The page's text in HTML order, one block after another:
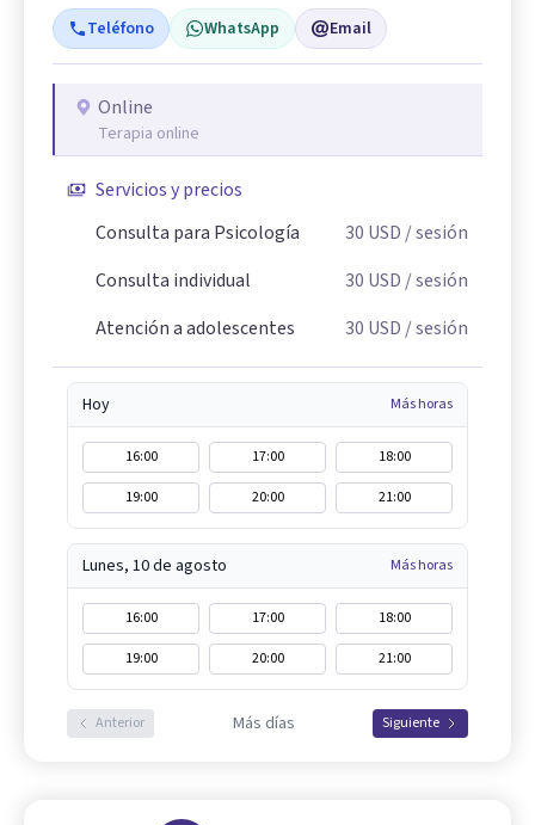
Teléfono WhatsApp Email
Online
Terapia online
Servicios y precios
Consulta para Psicología
30 USD / sesión
Consulta individual
30 USD / sesión
Atención a adolescentes
30 USD / sesión
Hoy Más horas
16:00 17:00
18:00
19:00
20:00 21:00
Lunes, 10 de agosto Más horas
16:00 17:00
18:00
19:00
20:00 21:00
Anterior Más días Siguiente